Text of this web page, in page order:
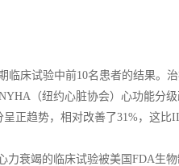
临床试验中前10名患者的结果。治
（纽约心脏协会）心功能分
正趋势，相对改善了31%，这比
力衰竭的临床试验被美国FDA生